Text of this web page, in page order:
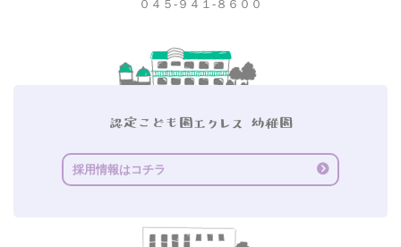
０４５-９４１-８６００
採用情報はコチラ